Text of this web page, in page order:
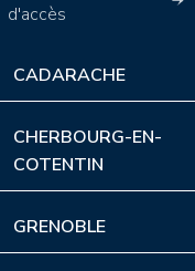
d'accès
CADARACHE
CHERBOURG-EN-
COTENTIN
GRENOBLE